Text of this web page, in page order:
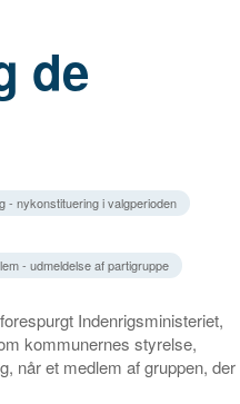
de
- nykonstituering i valgperioden
- udmeldelse af partigruppe
Indenrigsministeriet,
kommunernes styrelse,
når et medlem af gruppen, der